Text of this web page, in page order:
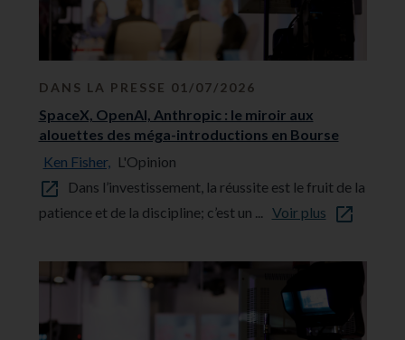
DANS LA PRESSE 01/07/2026
SpaceX, OpenAI, Anthropic : le miroir aux
alouettes des méga-introductions en Bourse
Ken Fisher, L'Opinion
Dans l’investissement, la réussite est le fruit de la
patience et de la discipline; c’est un ... Voir plus